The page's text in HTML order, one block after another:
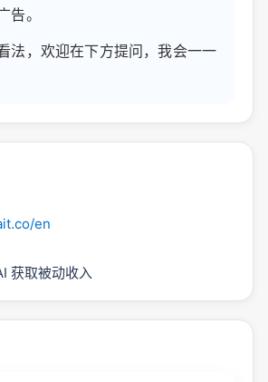
告。
法，欢迎在下方提问，我会一一
en
获取被动收入